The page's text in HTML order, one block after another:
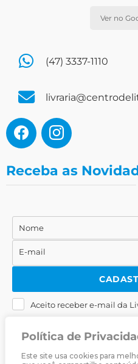
Política de
Este site usa cookies para
Ver no
(47) 3337-1110
Receba as
Nome
Nome
E-
mail
E-mail
Aceito receber e-mail da